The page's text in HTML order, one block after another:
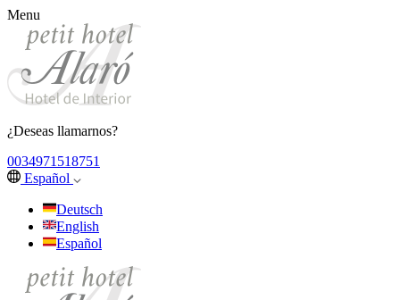
Menu
¿Deseas llamarnos?
0034971518751
Español
Deutsch
English
Español